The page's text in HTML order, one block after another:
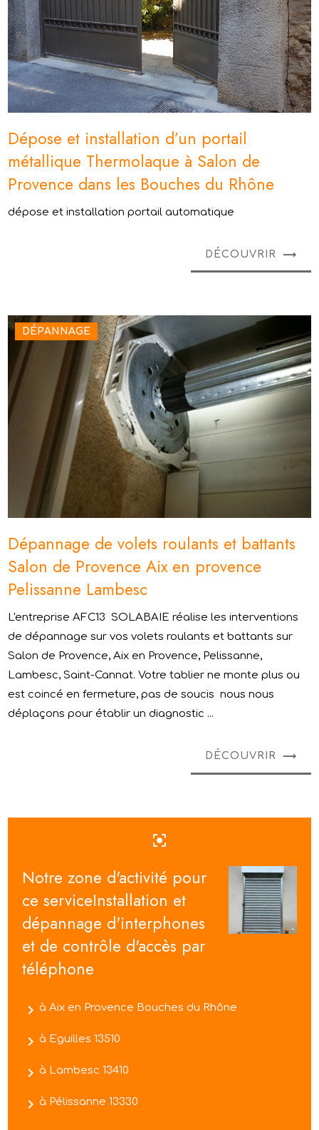
Dépose et installation d’un portail
métallique Thermolaque à Salon de
Provence dans les Bouches du Rhône
dépose et installation portail automatique
DÉCOUVRIR
DÉPANNAGE
Dépannage de volets roulants et battants
Salon de Provence Aix en provence
Pelissanne Lambesc
L'entreprise AFC13 SOLABAIE réalise les interventions
de dépannage sur vos volets roulants et battants sur
Salon de Provence, Aix en Provence, Pelissanne,
Lambesc, Saint-Cannat. Votre tablier ne monte plus ou
est coincé en fermeture, pas de soucis nous nous
déplaçons pour établir un diagnostic ...
DÉCOUVRIR
center_focus_strong
Notre zone d'activité pour
ce serviceInstallation et
dépannage d'interphones
et de contrôle d'accès par
téléphone
navigate_nextà Aix en Provence Bouches du Rhône
navigate_nextà Eguilles 13510
navigate_nextà Lambesc 13410
navigate_nextà Pélissanne 13330